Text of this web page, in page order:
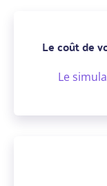
Le coût de
Le